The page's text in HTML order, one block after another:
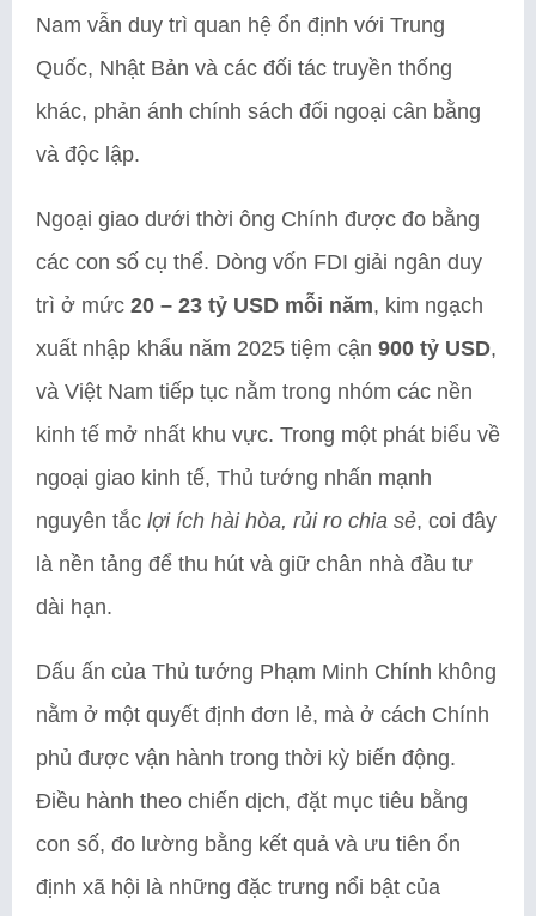
Nam vẫn duy trì quan hệ ổn định với Trung
Quốc, Nhật Bản và các đối tác truyền thống
khác, phản ánh chính sách đối ngoại cân bằng
và độc lập.
Ngoại giao dưới thời ông Chính được đo bằng
các con số cụ thể. Dòng vốn FDI giải ngân duy
trì ở mức 20 – 23 tỷ USD mỗi năm, kim ngạch
xuất nhập khẩu năm 2025 tiệm cận 900 tỷ USD,
và Việt Nam tiếp tục nằm trong nhóm các nền
kinh tế mở nhất khu vực. Trong một phát biểu về
ngoại giao kinh tế, Thủ tướng nhấn mạnh
nguyên tắc lợi ích hài hòa, rủi ro chia sẻ, coi đây
là nền tảng để thu hút và giữ chân nhà đầu tư
dài hạn.
Dấu ấn của Thủ tướng Phạm Minh Chính không
nằm ở một quyết định đơn lẻ, mà ở cách Chính
phủ được vận hành trong thời kỳ biến động.
Điều hành theo chiến dịch, đặt mục tiêu bằng
con số, đo lường bằng kết quả và ưu tiên ổn
định xã hội là những đặc trưng nổi bật của